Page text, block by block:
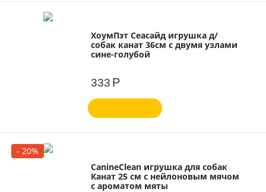
ХоумПэт Сеасайд игрушка д/
собак канат 36см с двумя узлами
сине-голубой
333 Р
- 20%
CanineClean игрушка для собак
Канат 25 см с нейлоновым мячом
с ароматом мяты